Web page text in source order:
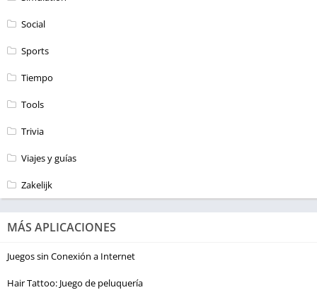
Social
Sports
Tiempo
Tools
Trivia
Viajes y guías
Zakelijk
MÁS APLICACIONES
Juegos sin Conexión a Internet
Hair Tattoo: Juego de peluquería